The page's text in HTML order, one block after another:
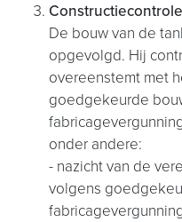
Constructiecontrole
De bouw van de
opgevolgd. Hij
overeenstemt met
goedgekeurde
onder andere:
- nazicht van de
volgens